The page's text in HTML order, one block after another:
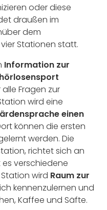
oder diese
draußen im
dem
Stationen statt.
Information zur
Fragen zur
wird eine
einen
können die ersten
werden. Die
richtet sich an
verschiedene
wird Raum zur
kennenzulernen und
Kaffee und Säfte.